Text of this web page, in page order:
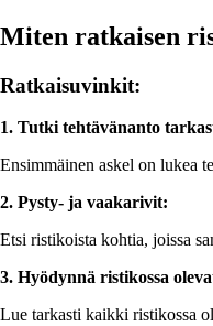
Miten ratkaisen
Ratkaisuvinkit:
1. Tutki tehtävänanto
Ensimmäinen askel on lukea
2. Pysty- ja vaakarivit:
Etsi ristikoista kohtia, joissa
3. Hyödynnä ristikossa
Lue tarkasti kaikki ristikossa